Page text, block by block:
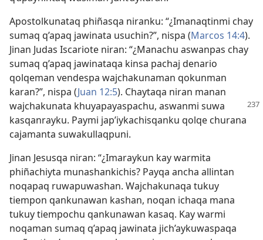
Apostolkunataq phiñasqa niranku: “¿Imanaqtinmi chay
sumaq q’apaq jawinata usuchin?”, nispa (Marcos 14:4).
Jinan Judas Iscariote niran: “¿Manachu aswanpas chay
sumaq q’apaq jawinataqa kinsa pachaj denario
qolqeman vendespa wajchakunaman qokunman
karan?”, nispa (Juan 12:5). Chaytaqa niran manan
wajchakunata khuyapayaspachu, aswanmi suwa
kasqanrayku. Paymi jap’iykachisqanku qolqe churana
cajamanta suwakullaqpuni.
Jinan Jesusqa niran: “¿Imaraykun kay warmita
phiñachiyta munashankichis? Payqa ancha allintan
noqapaq ruwapuwashan. Wajchakunaqa tukuy
tiempon qankunawan kashan, noqan ichaqa mana
tukuy tiempochu qankunawan kasaq. Kay warmi
noqaman sumaq q’apaq jawinata jich’aykuwaspaqa